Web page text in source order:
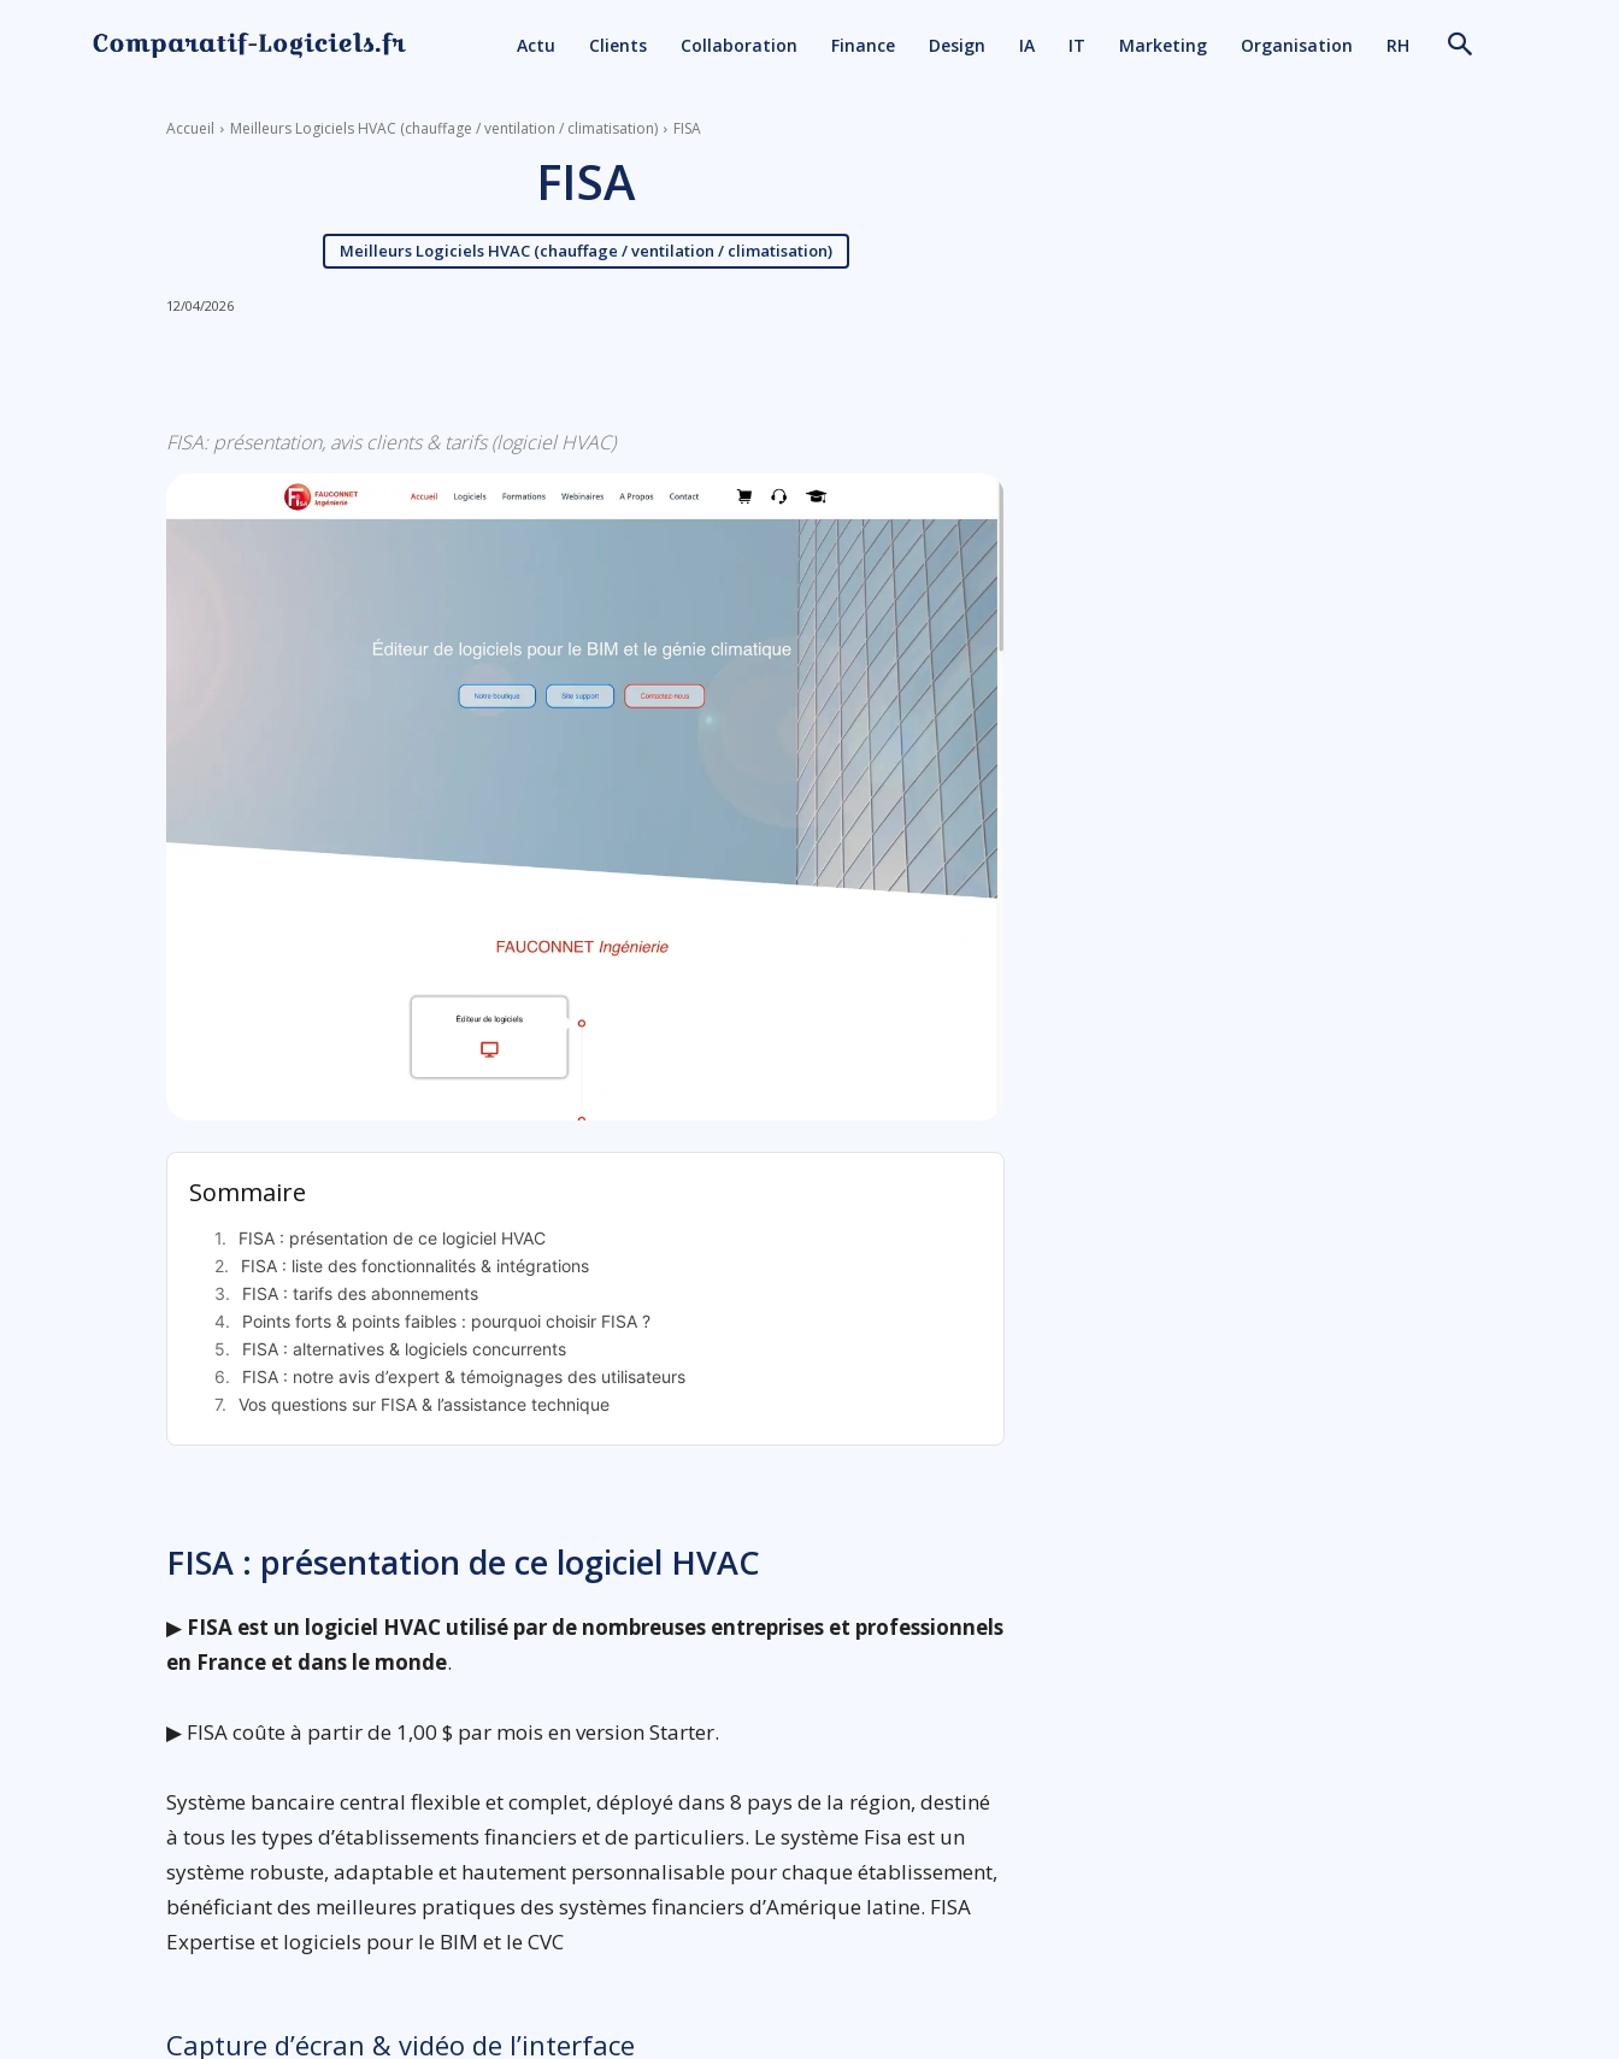
Actu Clients Collaboration Finance Design IA IT Marketing Organisation RH
Accueil Meilleurs Logiciels HVAC (chauffage / ventilation / climatisation) FISA
FISA
Meilleurs Logiciels HVAC (chauffage / ventilation / climatisation)
12/04/2026
FISA: présentation, avis clients & tarifs (logiciel HVAC)
Sommaire
FISA : présentation de ce logiciel HVAC
FISA : liste des fonctionnalités & intégrations
FISA : tarifs des abonnements
Points forts & points faibles : pourquoi choisir FISA ?
FISA : alternatives & logiciels concurrents
FISA : notre avis d’expert & témoignages des utilisateurs
Vos questions sur FISA & l’assistance technique
FISA : présentation de ce logiciel HVAC
▶ FISA est un logiciel HVAC utilisé par de nombreuses entreprises et professionnels
en France et dans le monde.
▶ FISA coûte à partir de 1,00 $ par mois en version Starter.
Système bancaire central flexible et complet, déployé dans 8 pays de la région, destiné
à tous les types d’établissements financiers et de particuliers. Le système Fisa est un
système robuste, adaptable et hautement personnalisable pour chaque établissement,
bénéficiant des meilleures pratiques des systèmes financiers d’Amérique latine. FISA
Expertise et logiciels pour le BIM et le CVC
Capture d’écran & vidéo de l’interface